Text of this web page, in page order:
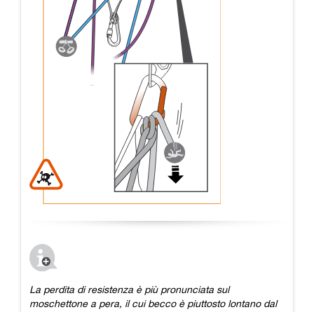
La perdita di resistenza è più pronunciata sul
moschettone a pera, il cui becco è piuttosto lontano dal